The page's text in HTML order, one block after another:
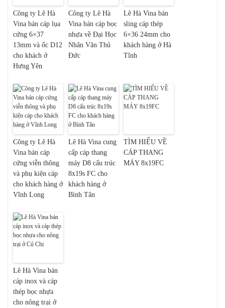
Công ty Lê Hà
Vina bán cáp lụa
cứng 6×37
13mm và ốc D12
cho khách ở
Hưng Yên
Công ty Lê Hà
Vina bán cáp bọc
nhựa về Đại Học
Nhân Văn Thủ
Đức
Lê Hà Vina bán
sling cáp thép
6×36 24mm cho
khách hàng ở Hà
Tĩnh
Công ty Lê Hà
Vina bán cáp
cứng viễn thông
và phụ kiện cáp
cho khách hàng ở
Vĩnh Long
Lê Hà Vina cung
cấp cáp thang
máy D8 cấu trúc
8x19s FC cho
khách hàng ở
Bình Tân
TÌM HIỂU VỀ
CÁP THANG
MÁY 8x19FC
Lê Hà Vina bán
cáp inox và cáp
thép bọc nhựa
cho nông trại ở